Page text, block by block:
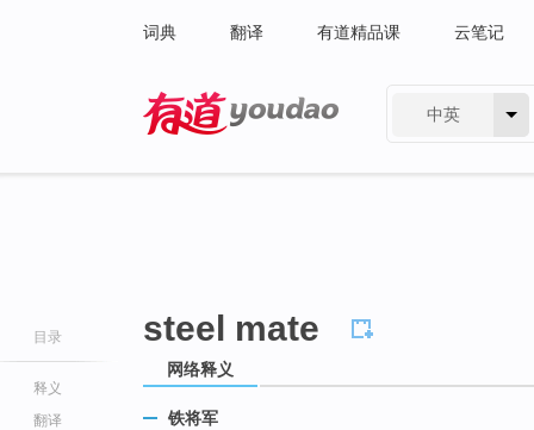
词典 翻译 有道精品课 云笔记
中英
目录
释义
翻译
steel mate
网络释义
铁将军